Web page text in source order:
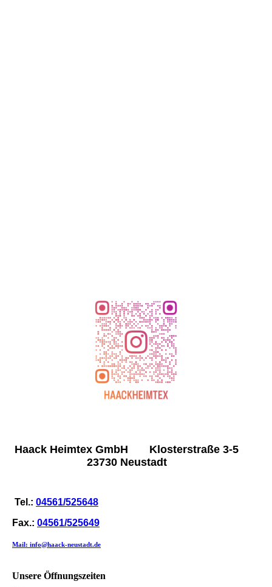
Haack Heimtex GmbH Klosterstraße 3-5
23730 Neustadt
Tel.: 04561/525648
Fax.: 04561/525649
Mail: info@haack-neustadt.de
Unsere Öffnungszeiten